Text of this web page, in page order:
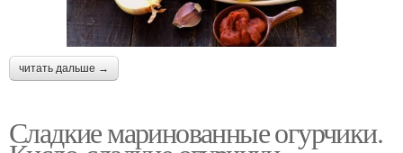
читать дальше →
Сладкие маринованные огурчики.